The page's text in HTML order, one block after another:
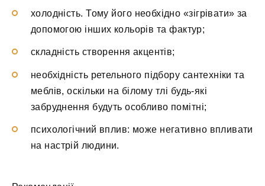
холодність. Тому його необхідно «зігрівати» за
допомогою інших кольорів та фактур;
складність створення акцентів;
необхідність ретельного підбору сантехніки та
меблів, оскільки на білому тлі будь-які
забруднення будуть особливо помітні;
психологічний вплив: може негативно впливати
на настрій людини.